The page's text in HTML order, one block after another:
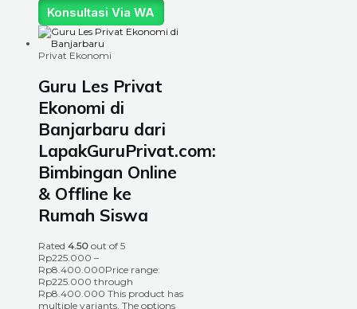
Konsultasi Via WA
Privat Ekonomi
Guru Les Privat
Ekonomi di
Banjarbaru dari
LapakGuruPrivat.com:
Bimbingan Online
& Offline ke
Rumah Siswa
Rated 4.50 out of 5
Rp225.000 –
Rp8.400.000Price range:
Rp225.000 through
Rp8.400.000 This product has
multiple variants. The options